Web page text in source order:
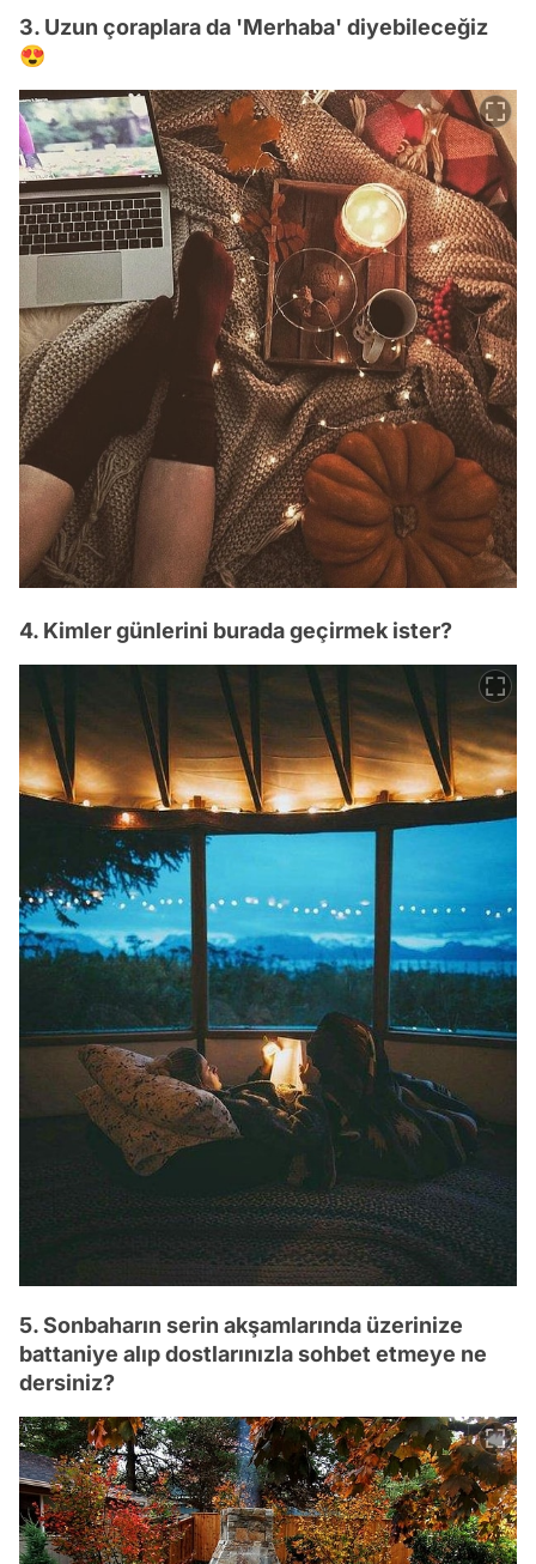
3. Uzun çoraplara da 'Merhaba' diyebileceğiz
😍
4. Kimler günlerini burada geçirmek ister?
5. Sonbaharın serin akşamlarında üzerinize
battaniye alıp dostlarınızla sohbet etmeye ne
dersiniz?